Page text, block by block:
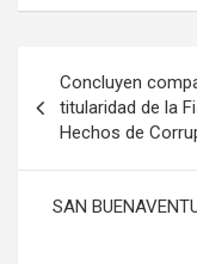
de
entradas
Concluyen
titularidad de la
Hechos de
SAN